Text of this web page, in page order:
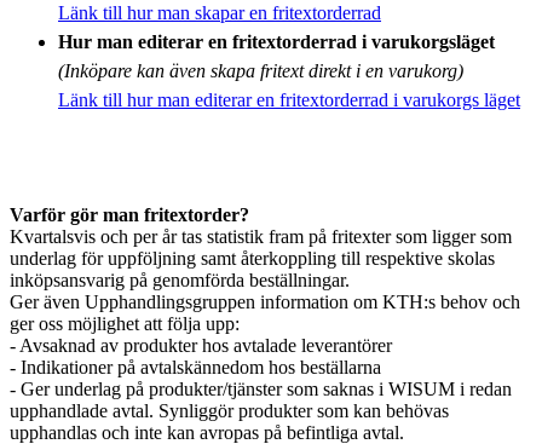
Länk till hur man skapar en fritextorderrad
Hur man editerar en fritextorderrad i varukorgsläget
(Inköpare kan även skapa fritext direkt i en varukorg)
Länk till hur man editerar en fritextorderrad i varukorgs läget
Varför gör man fritextorder?
Kvartalsvis och per år tas statistik fram på fritexter som ligger som
underlag för uppföljning samt återkoppling till respektive skolas
inköpsansvarig på genomförda beställningar.
Ger även Upphandlingsgruppen information om KTH:s behov och
ger oss möjlighet att följa upp:
- Avsaknad av produkter hos avtalade leverantörer
- Indikationer på avtalskännedom hos beställarna
- Ger underlag på produkter/tjänster som saknas i WISUM i redan
upphandlade avtal. Synliggör produkter som kan behövas
upphandlas och inte kan avropas på befintliga avtal.